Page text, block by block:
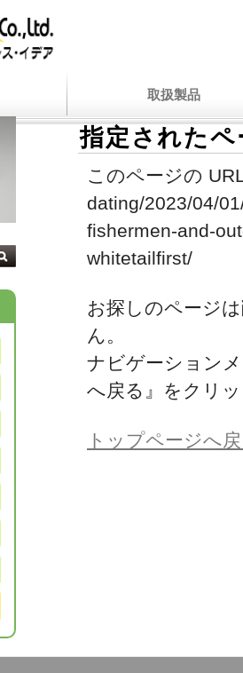
取扱製品
指定された
このページの
dating/2023/04/
fishermen-and-
whitetailfirst/
お探しのページ
ん。
ナビゲーション
へ戻る』をクリ
トップページへ